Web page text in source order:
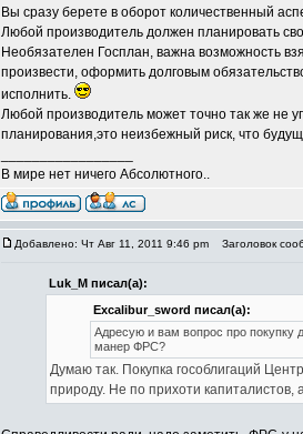
Вы сразу берете в оборот количественный
Любой производитель должен планировать
Необязателен Госплан, важна возможность
произвести, оформить долговым
исполнить.
Любой производитель может точно так же не
планирования,это неизбежный риск, что
В мире нет ничего Абсолютного..
Добавлено: Чт Авг 11, 2011 9:46 pm Заголовок
Luk_M писал(а):
Excalibur_sword писал(а):
Адресую и вам вопрос про покупку
манер ФРС?
Думаю так. Покупка гособлигаций
природу. Не по прихоти капиталистов,